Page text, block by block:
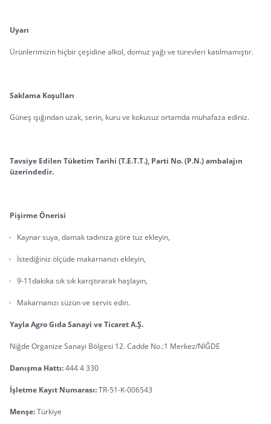
Uyarı
Ürünlerimizin hiçbir çeşidine alkol, domuz yağı ve türevleri katılmamıştır.
Saklama Koşulları
Güneş ışığından uzak, serin, kuru ve kokusuz ortamda muhafaza ediniz.
Tavsiye Edilen Tüketim Tarihi (T.E.T.T.), Parti No. (P.N.) ambalajın
üzerindedir.
Pişirme Önerisi
Kaynar suya, damak tadınıza göre tuz ekleyin,
İstediğiniz ölçüde makarnanızı ekleyin,
9-11dakika sık sık karıştırarak haşlayın,
Makarnanızı süzün ve servis edin.
Yayla Agro Gıda Sanayi ve Ticaret A.Ş.
Niğde Organize Sanayi Bölgesi 12. Cadde No.:1 Merkez/NİĞDE
Danışma Hattı: 444 4 330
İşletme Kayıt Numarası: TR-51-K-006543
Menşe: Türkiye